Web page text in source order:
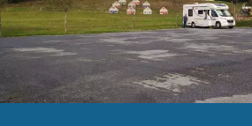
déplacer
Elus du
conseil
municipal
Associations
sportives
Associations
culturelles
Enfance
et
jeunesse
Petite
Action